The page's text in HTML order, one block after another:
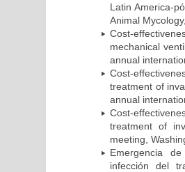
Latin America-
Animal
Cost-
mechanical
annual
Cost-
treatment of
annual
Cost-
treatment of
meeting,
Emergencia
infección del